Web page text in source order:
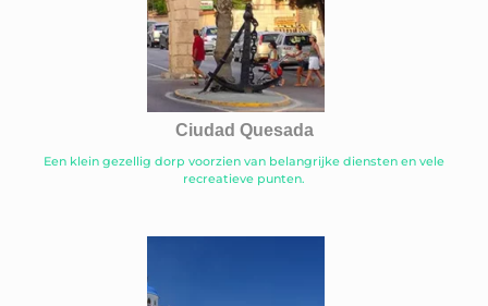
Ciudad Quesada
Een klein gezellig dorp voorzien van belangrijke diensten en vele
recreatieve punten.